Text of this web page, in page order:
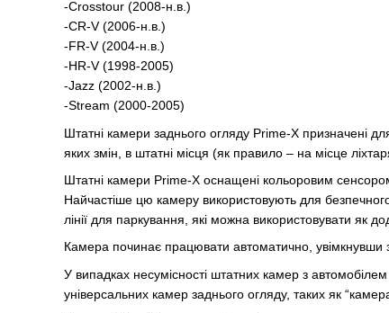
-Crosstour (2008-н.в.)
-CR-V (2006-н.в.)
-FR-V (2004-н.в.)
-HR-V (1998-2005)
-Jazz (2002-н.в.)
-Stream (2000-2005)
Штатні камери заднього огляду Prime-X призначені
яких змін, в штатні місця (як правило – на місце
Штатні камери Prime-X оснащені кольоровим
Найчастіше цю камеру використовують для
лінії для паркування, які можна використовувати як
Камера починає працювати автоматично, увімкнувши
У випадках несумісності штатних камер з
універсальних камер заднього огляду, таких як